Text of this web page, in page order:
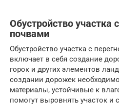
Обустройство участка
почвами
Обустройство участка с
включает в себя создание
горок и других элементов
создании дорожек
материалы, устойчивые к
помогут выровнять участок и